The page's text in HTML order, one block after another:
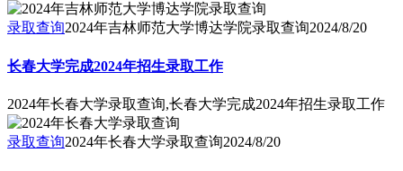
录取查询2024年吉林师范大学博达学院录取查询2024/8/20
长春大学完成2024年招生录取工作
2024年长春大学录取查询,长春大学完成2024年招生录取工作
录取查询2024年长春大学录取查询2024/8/20